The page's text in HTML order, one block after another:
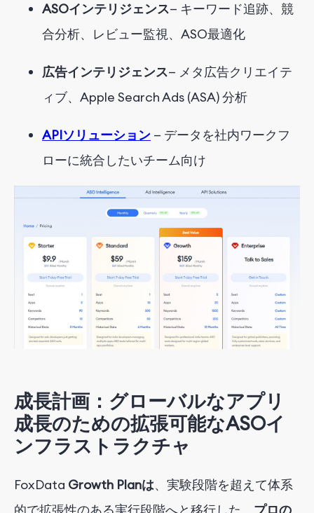
ASOインテリジェンス— キーワード追跡、競
合分析、レビュー監視、ASO最適化
広告インテリジェンス— メタ広告クリエイテ
ィブ、Apple Search Ads (ASA) 分析
APIソリューション — データを社内ワークフ
ローに統合したいチーム向け
成長計画：グローバルなアプリ
成長のための拡張可能なASOイ
ンフラストラクチャ
FoxData Growth Planは、実験段階を超えて体系